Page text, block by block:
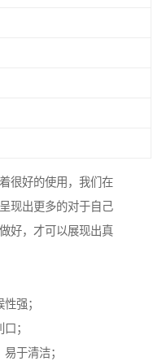
很好的使用，我们在
现出更多的对于自己
好，才可以展现出真
强；
；
于清洁；